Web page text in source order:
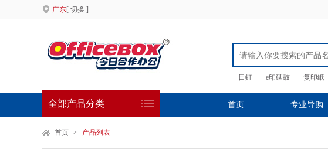
广东[ 切换 ]
日虹 e印硒鼓 复印纸
全部产品分类 首页 专业导购
首页 > 产品列表